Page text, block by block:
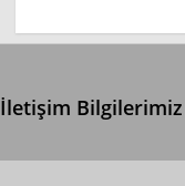
İletişim Bilgilerimiz